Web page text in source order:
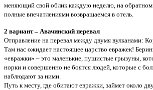
меняющий свой облик каждую неделю, на
полные впечатлениями возвращаемся в отель.
2 вариант – Авачинский перевал
Отправление на перевал между двумя вулканами:
Там нас ожидает настоящее царство евражек!
«евражки» – это маленькие, пушистые грызуны,
норки и совершенно не боятся людей, которые с
наблюдают за ними.
Путь к месту, где обитают евражки, займет около